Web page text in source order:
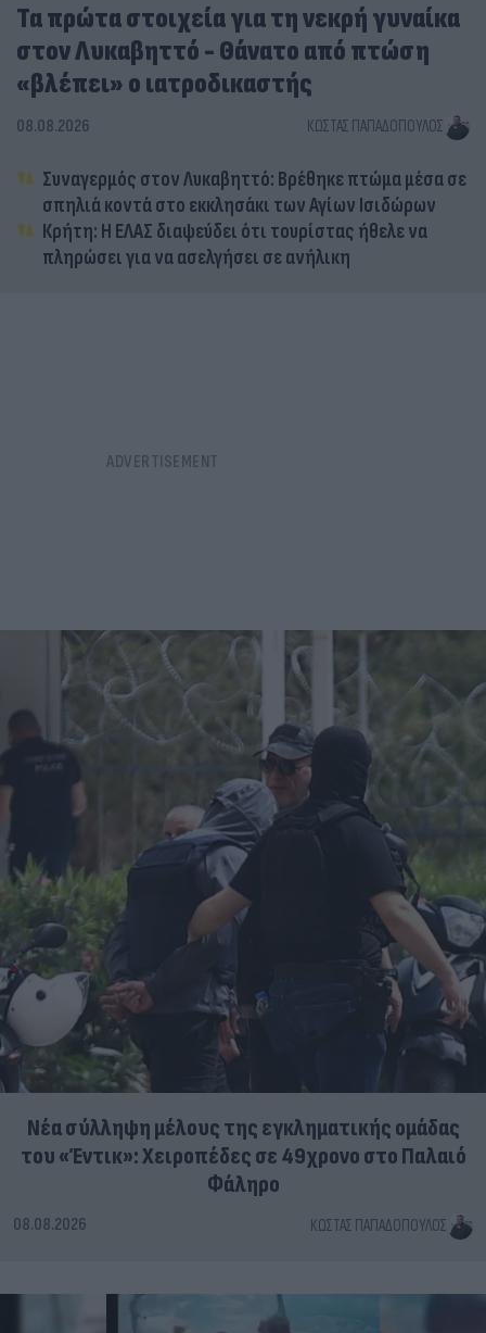
Τα πρώτα στοιχεία για τη νεκρή γυναίκα
στον Λυκαβηττό - Θάνατο από πτώση
«βλέπει» ο ιατροδικαστής
08.08.2026 ΚΏΣΤΑΣ ΠΑΠΑΔΌΠΟΥΛΟΣ
Συναγερμός στον Λυκαβηττό: Βρέθηκε πτώμα μέσα σε
σπηλιά κοντά στο εκκλησάκι των Αγίων Ισιδώρων
Κρήτη: Η ΕΛΑΣ διαψεύδει ότι τουρίστας ήθελε να
πληρώσει για να ασελγήσει σε ανήλικη
Νέα σύλληψη μέλους της εγκληματικής ομάδας
του «Έντικ»: Χειροπέδες σε 49χρονο στο Παλαιό
Φάληρο
08.08.2026 ΚΏΣΤΑΣ ΠΑΠΑΔΌΠΟΥΛΟΣ